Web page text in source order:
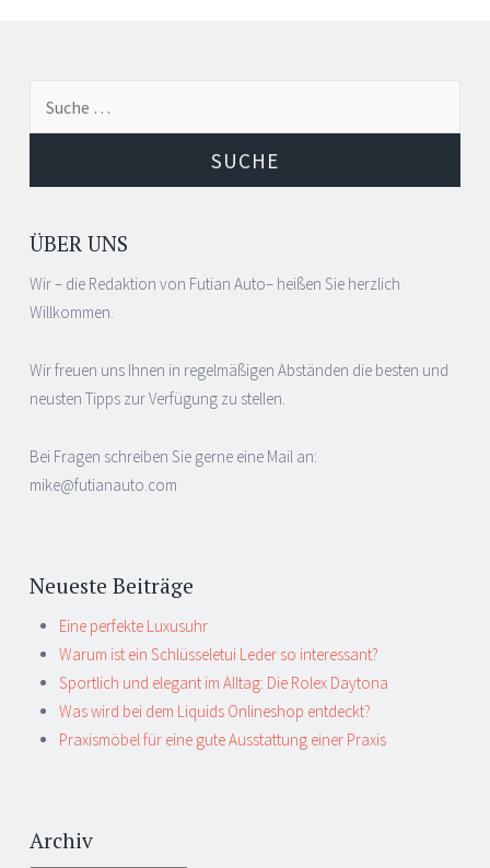
ÜBER UNS
Wir – die Redaktion von Futian Auto– heißen Sie herzlich
Willkommen.
Wir freuen uns Ihnen in regelmäßigen Abständen die besten und
neusten Tipps zur Verfügung zu stellen.
Bei Fragen schreiben Sie gerne eine Mail an:
mike@futianauto.com
Neueste Beiträge
Eine perfekte Luxusuhr
Warum ist ein Schlüsseletui Leder so interessant?
Sportlich und elegant im Alltag: Die Rolex Daytona
Was wird bei dem Liquids Onlineshop entdeckt?
Praxismöbel für eine gute Ausstattung einer Praxis
Archiv